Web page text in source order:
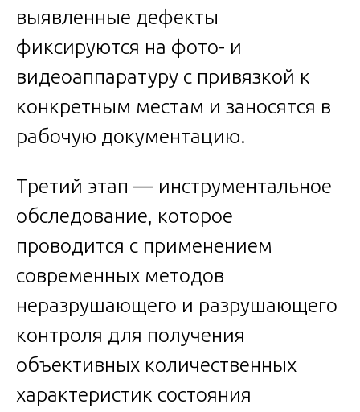
выявленные дефекты
фиксируются на фото- и
видеоаппаратуру с привязкой к
конкретным местам и заносятся в
рабочую документацию.
Третий этап — инструментальное
обследование, которое
проводится с применением
современных методов
неразрушающего и разрушающего
контроля для получения
объективных количественных
характеристик состояния